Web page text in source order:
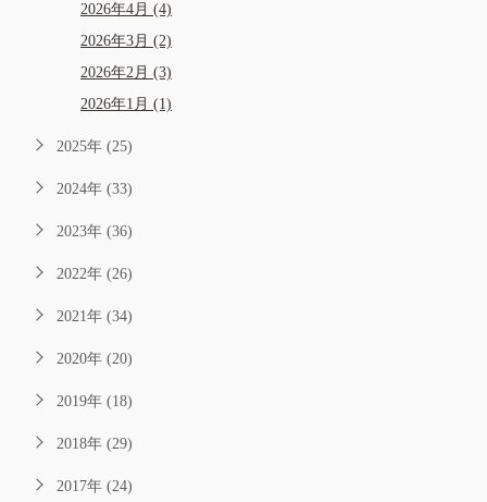
2026年4月 (4)
2026年3月 (2)
2026年2月 (3)
2026年1月 (1)
2025年 (25)
2024年 (33)
2023年 (36)
2022年 (26)
2021年 (34)
2020年 (20)
2019年 (18)
2018年 (29)
2017年 (24)